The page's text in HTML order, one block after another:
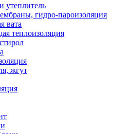
утеплитель
гидро-пароизоляция
вата
теплоизоляция
жгут